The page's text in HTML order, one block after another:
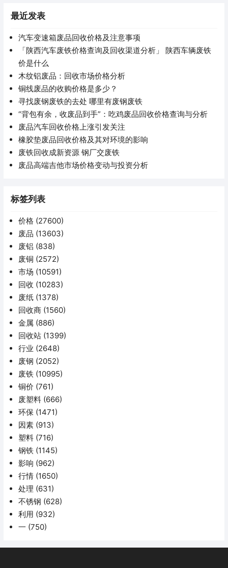
最近发表
汽车变速箱废品回收价格及注意事项
「陕西汽车废铁价格查询及回收渠道分析」 陕西车辆废铁
价是什么
木纹铝废品：回收市场价格分析
铜线废品的收购价格是多少？
寻找废钢废铁的去处 哪里有废钢废铁
“背包有余，收废品到手”：吃鸡废品回收价格查询与分析
废品汽车回收价格上涨引发关注
橡胶垫废品回收价格及其对环境的影响
废铁回收成新资源 钢厂交废铁
废品高端吉他市场价格变动与投资分析
标签列表
价格 (27600)
废品 (13603)
废铝 (838)
废铜 (2572)
市场 (10591)
回收 (10283)
废纸 (1378)
回收商 (1560)
金属 (886)
回收站 (1399)
行业 (2648)
废钢 (2052)
废铁 (10995)
铜价 (761)
废塑料 (666)
环保 (1471)
因素 (913)
塑料 (716)
钢铁 (1145)
影响 (962)
行情 (1650)
处理 (631)
不锈钢 (628)
利用 (932)
一 (750)